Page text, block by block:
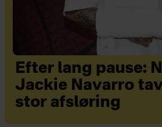
Efter lang pause:
Jackie Navarro
stor afsløring